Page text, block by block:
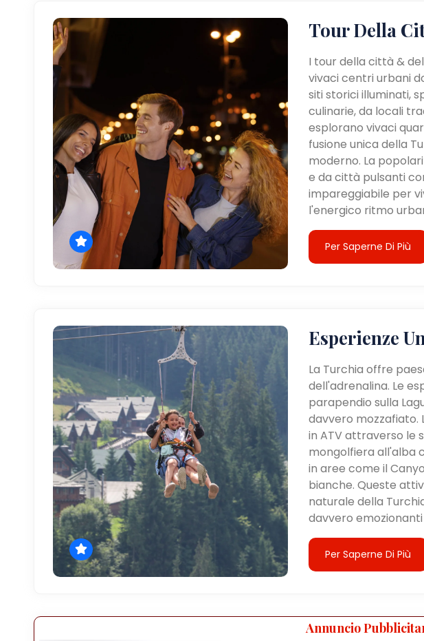
Tour Della
I tour della città &
vivaci centri urbani
siti storici illuminati,
culinarie, da locali
esplorano vivaci
fusione unica della
moderno. La
e da città pulsanti
impareggiabile per
l'energico ritmo
Per Saperne Di Più
Esperienze
La Turchia offre
dell'adrenalina. Le
parapendio sulla
davvero mozzafiato.
in ATV attraverso le
mongolfiera all'alba
in aree come il
bianche. Queste
naturale della
davvero
Per Saperne Di Più
Annuncio